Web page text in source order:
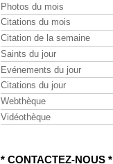
Photos du mois
Citations du mois
Citation de la semaine
Saints du jour
Evénements du jour
Citations du jour
Webthèque
Vidéothèque
* CONTACTEZ-NOUS *